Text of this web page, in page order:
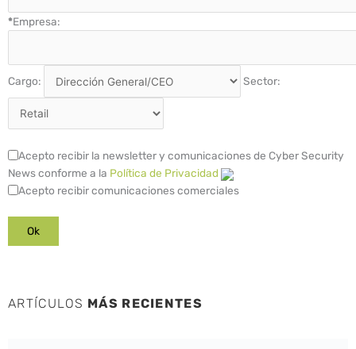
*Empresa:
Cargo: Sector:
Acepto recibir la newsletter y comunicaciones de Cyber Security
News conforme a la Política de Privacidad
Acepto recibir comunicaciones comerciales
ARTÍCULOS MÁS RECIENTES